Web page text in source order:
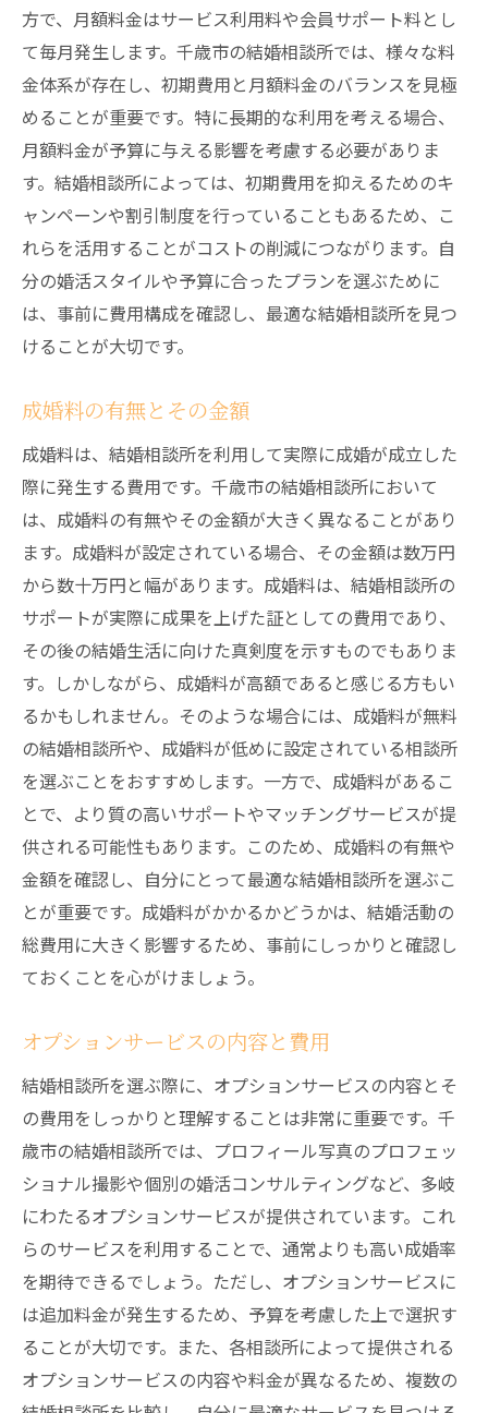
方で、月額料金はサービス利用料や会員サポート料とし
て毎月発生します。千歳市の結婚相談所では、様々な料
金体系が存在し、初期費用と月額料金のバランスを見極
めることが重要です。特に長期的な利用を考える場合、
月額料金が予算に与える影響を考慮する必要がありま
す。結婚相談所によっては、初期費用を抑えるためのキ
ャンペーンや割引制度を行っていることもあるため、こ
れらを活用することがコストの削減につながります。自
分の婚活スタイルや予算に合ったプランを選ぶために
は、事前に費用構成を確認し、最適な結婚相談所を見つ
けることが大切です。
成婚料の有無とその金額
成婚料は、結婚相談所を利用して実際に成婚が成立した
際に発生する費用です。千歳市の結婚相談所において
は、成婚料の有無やその金額が大きく異なることがあり
ます。成婚料が設定されている場合、その金額は数万円
から数十万円と幅があります。成婚料は、結婚相談所の
サポートが実際に成果を上げた証としての費用であり、
その後の結婚生活に向けた真剣度を示すものでもありま
す。しかしながら、成婚料が高額であると感じる方もい
るかもしれません。そのような場合には、成婚料が無料
の結婚相談所や、成婚料が低めに設定されている相談所
を選ぶことをおすすめします。一方で、成婚料があるこ
とで、より質の高いサポートやマッチングサービスが提
供される可能性もあります。このため、成婚料の有無や
金額を確認し、自分にとって最適な結婚相談所を選ぶこ
とが重要です。成婚料がかかるかどうかは、結婚活動の
総費用に大きく影響するため、事前にしっかりと確認し
ておくことを心がけましょう。
オプションサービスの内容と費用
結婚相談所を選ぶ際に、オプションサービスの内容とそ
の費用をしっかりと理解することは非常に重要です。千
歳市の結婚相談所では、プロフィール写真のプロフェッ
ショナル撮影や個別の婚活コンサルティングなど、多岐
にわたるオプションサービスが提供されています。これ
らのサービスを利用することで、通常よりも高い成婚率
を期待できるでしょう。ただし、オプションサービスに
は追加料金が発生するため、予算を考慮した上で選択す
ることが大切です。また、各相談所によって提供される
オプションサービスの内容や料金が異なるため、複数の